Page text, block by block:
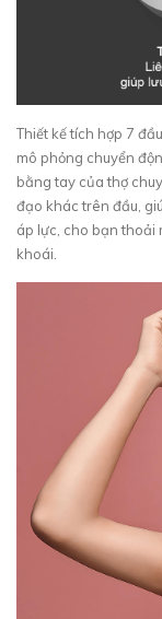
Thiết kế tích hợp 7
mô phỏng chuyển
bằng tay của thợ
đạo khác trên đầu,
áp lực, cho bạn thoải
khoái.